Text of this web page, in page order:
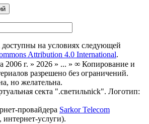
доступны на условиях следующей
Attribution 4.0 International.
2006 г. » 2026 » ... » ∞ Копирование и
разрешено без ограничений.
но желательна.
секта ".светильnick". Логотип:
провайдера Sarkor Telecom
интернет-услуги).